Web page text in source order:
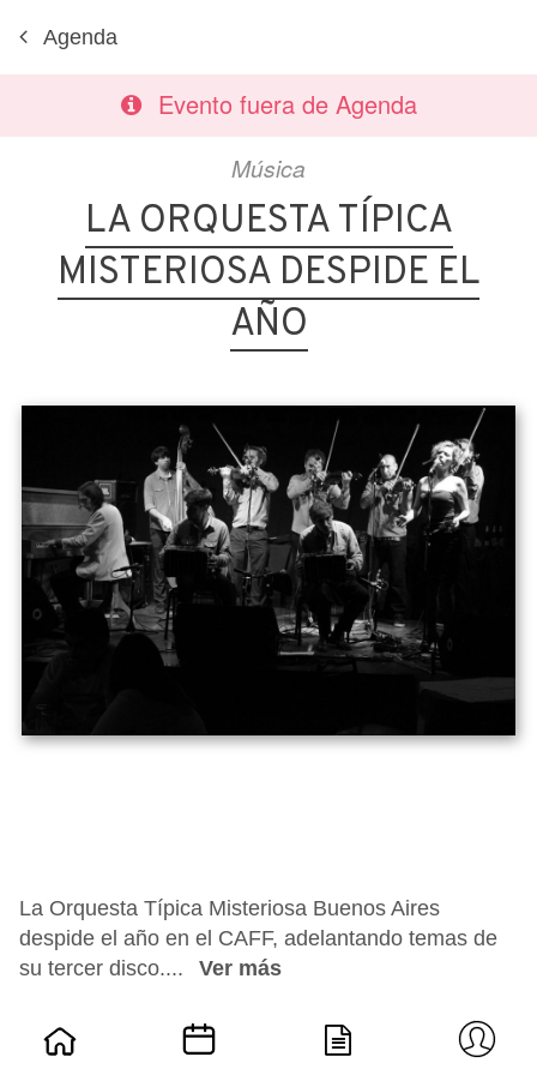
Agenda
Evento fuera de Agenda
Música
LA ORQUESTA TÍPICA
MISTERIOSA DESPIDE EL
AÑO
La Orquesta Típica Misteriosa Buenos Aires
despide el año en el CAFF, adelantando temas de
su tercer disco....
Ver más